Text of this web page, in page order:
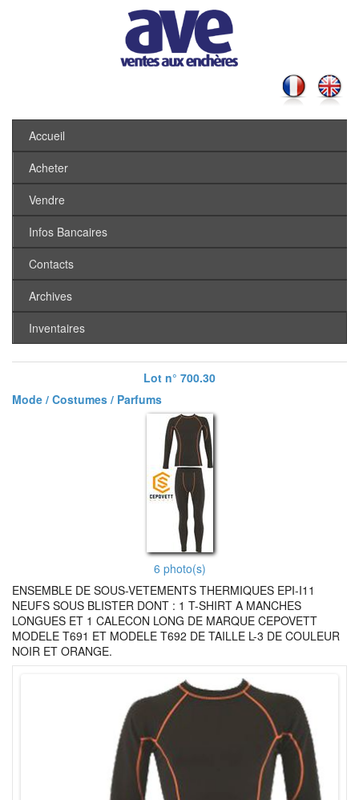
Accueil
Acheter
Vendre
Infos Bancaires
Contacts
Archives
Inventaires
Lot n° 700.30
Mode / Costumes / Parfums
6 photo(s)
ENSEMBLE DE SOUS-VETEMENTS THERMIQUES EPI-I11
NEUFS SOUS BLISTER DONT : 1 T-SHIRT A MANCHES
LONGUES ET 1 CALECON LONG DE MARQUE CEPOVETT
MODELE T691 ET MODELE T692 DE TAILLE L-3 DE COULEUR
NOIR ET ORANGE.